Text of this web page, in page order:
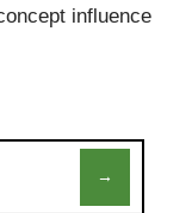
influence